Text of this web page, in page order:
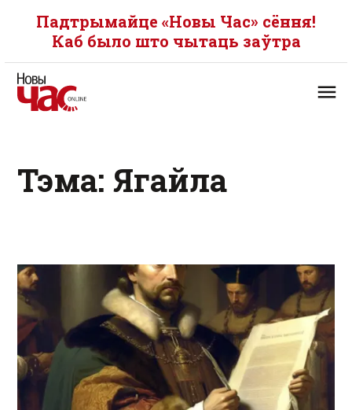
Падтрымайце «Новы Час» сёння!
Каб было што чытаць заўтра
Тэма: Ягайла